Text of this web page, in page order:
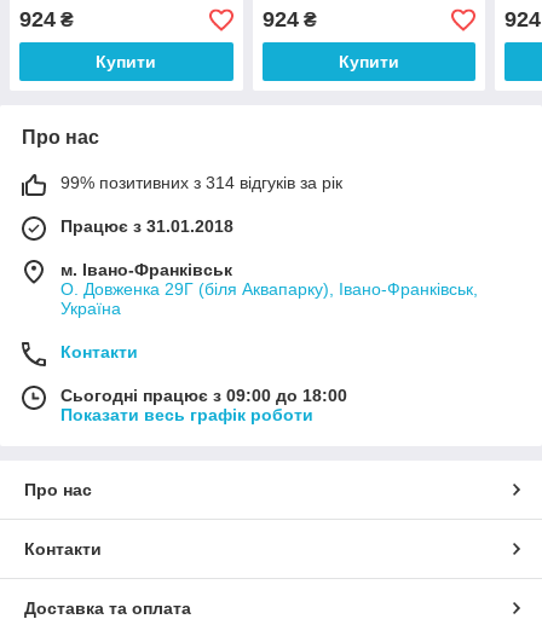
924 ₴
Купити
924₴
Купити
924
Про нас
99% позитивних з 314 відгуків за рік
Працює з 31.01.2018
м. Івано-Франківськ
О. Довженка 29Г (біля Аквапарку), Івано-Франківськ,
Україна
Контакти
Сьогодні працює з 09:00 до 18:00
Показати весь графік роботи
Про нас
Контакти
Доставка та оплата